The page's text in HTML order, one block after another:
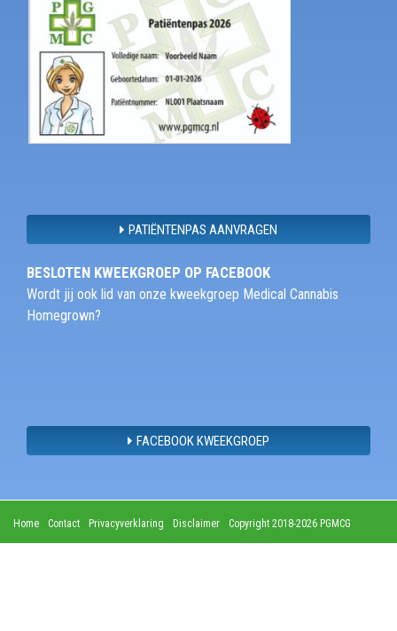
PATIËNTENPAS AANVRAGEN
BESLOTEN KWEEKGROEP OP FACEBOOK
Wordt jij ook lid van onze kweekgroep Medical Cannabis
Homegrown?
FACEBOOK KWEEKGROEP
Home Contact Privacyverklaring Disclaimer Copyright 2018-2026 PGMCG